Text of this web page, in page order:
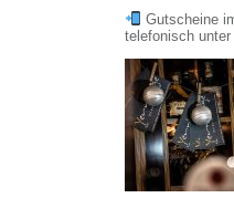
Gutscheine
telefonisch